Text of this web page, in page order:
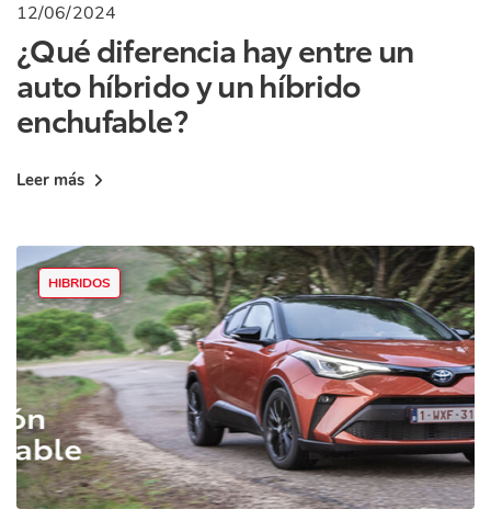
12/06/2024
¿Qué diferencia hay entre un
auto híbrido y un híbrido
enchufable?
Leer más
HIBRIDOS